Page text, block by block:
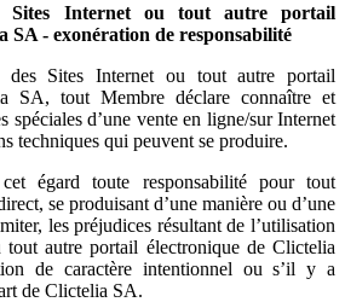
Sites Internet ou tout autre portail
SA - exonération de responsabilité
des Sites Internet ou tout autre portail
SA, tout Membre déclare connaître et
spéciales d’une vente en ligne/sur Internet
techniques qui peuvent se produire.
égard toute responsabilité pour tout
se produisant d’une manière ou d’une
les préjudices résultant de l’utilisation
autre portail électronique de Clictelia
de caractère intentionnel ou s’il y a
de Clictelia SA.